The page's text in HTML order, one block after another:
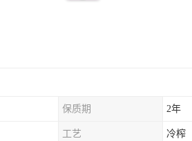
保质期 2年
工艺 冷榨